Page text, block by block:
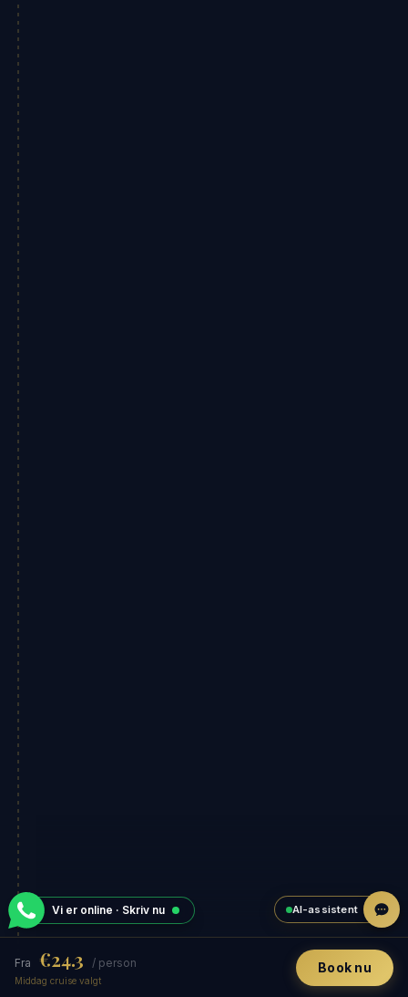
Fra €24.3 / person
Middag cruise valgt
Book nu
Vi er online · Skriv nu AI-assistent